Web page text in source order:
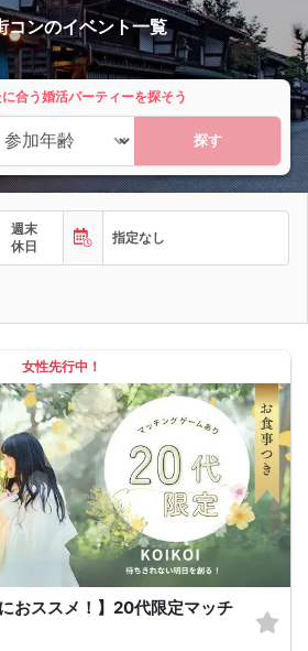
コンのイベント一覧
合う婚活パーティーを探そう
探す
週末
休日
指定なし
女性先行中！
おススメ！】20代限定マッチ